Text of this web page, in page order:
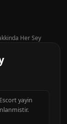
Her Sey
yayin